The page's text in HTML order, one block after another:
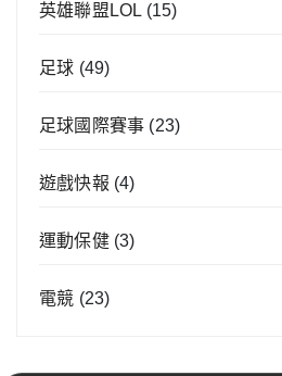
英雄聯盟LOL (15)
足球 (49)
足球國際賽事 (23)
遊戲快報 (4)
運動保健(3)
電競 (23)